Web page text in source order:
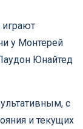
играют
у Монтерей
Юнайтед
с
и текущих